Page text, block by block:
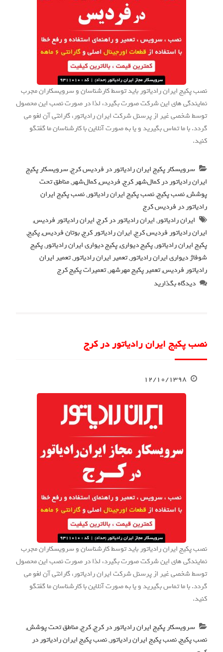
نصب پکیج ایران رادیاتور باید توسط کارشناسان و سرویسکاران مجرب
نمایندگی های این شرکت صورت بگیرد، لذا در صورت نصب این محصول
توسط شخصی غیر از پرسنل شرکت ایران رادیاتور، گارانتی آن لغو می
گردد. با ما تماس بگیرید و یا به صورت آنلاین با کارشناسان ما گفتگو
کنید.
سرویسکار پکیج ایران رادیاتور در فردیس کرج,سرویسکار پکیج
ایران رادیاتور در کمال‌شهر کرج,فردیس,کمال‌شهر,مناطق تحت
پوشش,نصب پکیج,نصب پکیج ایران رادیاتور,نصب پکیج ایران
رادیاتور در فردیس کرج
ایران رادیاتور,ایران رادیاتور در کرج,ایران رادیاتور فردیس,
ایران رادیاتور فردیس کرج,ایران رادیاتور کرج,بوتان فردیس,پکیج,
پکیج ایران رادیاتور,پکیج دیواری,پکیج دیواری ایران رادیاتور,پکیج
شوفاژ دیواری ایران رادیاتور,تعمیر ایران رادیاتور,تعمیر ایران
رادیاتور فردیس,تعمیر پکیج مهرشهر,تعمیرات پکیج کرج
دیدگاه بگذارید
نصب پکیج ایران رادیاتور در کرج
۱۲/۱۰/۱۳۹۸
نصب پکیج ایران رادیاتور باید توسط کارشناسان و سرویسکاران مجرب
نمایندگی های این شرکت صورت بگیرد، لذا در صورت نصب این محصول
توسط شخصی غیر از پرسنل شرکت ایران رادیاتور، گارانتی آن لغو می
گردد. با ما تماس بگیرید و یا به صورت آنلاین با کارشناسان ما گفتگو
کنید.
سرویسکار پکیج ایران رادیاتور در کرج,کرج,مناطق تحت پوشش,
نصب پکیج,نصب پکیج ایران رادیاتور,نصب پکیج ایران رادیاتور در